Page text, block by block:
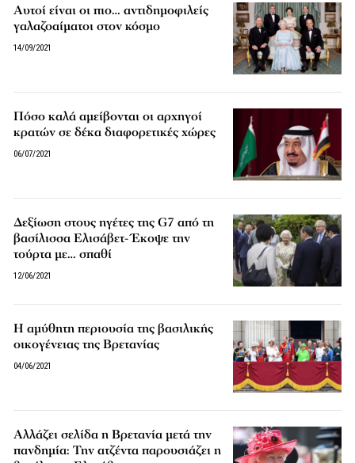
Αυτοί είναι οι πιο… αντιδημοφιλείς
γαλαζοαίματοι στον κόσμο
14/09/2021
Πόσο καλά αμείβονται οι αρχηγοί
κρατών σε δέκα διαφορετικές χώρες
06/07/2021
Δεξίωση στους ηγέτες της G7 από τη
βασίλισσα Ελισάβετ- Έκοψε την
τούρτα με… σπαθί
12/06/2021
Η αμύθητη περιουσία της βασιλικής
οικογένειας της Βρετανίας
04/06/2021
Αλλάζει σελίδα η Βρετανία μετά την
πανδημία: Την ατζέντα παρουσιάζει η